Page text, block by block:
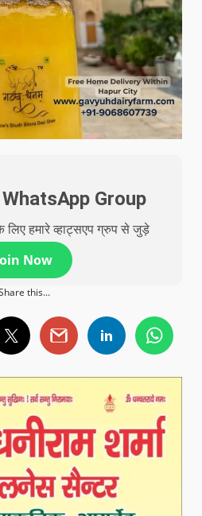
Group
लिए हमारे व्हाट्सएप ग्रुप से जुड़े
Now
this...